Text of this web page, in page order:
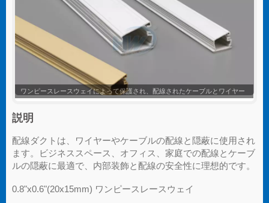
ワンピースレースウェイ
説明
配線ダクトは、ワイヤーやケーブルの配線と隠蔽に使用され
ます。ビジネススペース、オフィス、家庭での配線とケーブ
ルの隠蔽に最適で、内部装飾と配線の安全性に理想的です。
0.8"x0.6"(20x15mm) ワンピースレースウェイ